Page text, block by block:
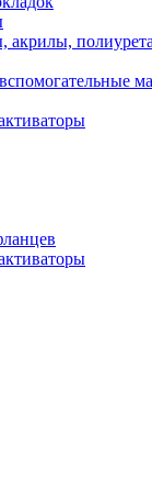
акрилы,